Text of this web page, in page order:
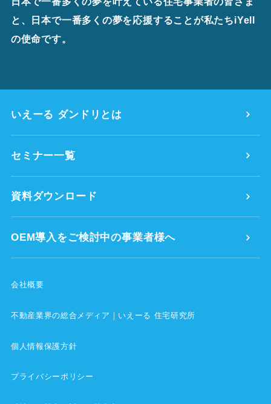
と、日本で一番多くの夢を応援することが私たちiYell
の使命です。
いえーる ダンドリとは
セミナー一覧
資料ダウンロード
OEM導入をご検討中の事業者様へ
会社概要
不動産業界の総合メディア｜いえーる 住宅研究所
個人情報保護方針
プライバシーポリシー